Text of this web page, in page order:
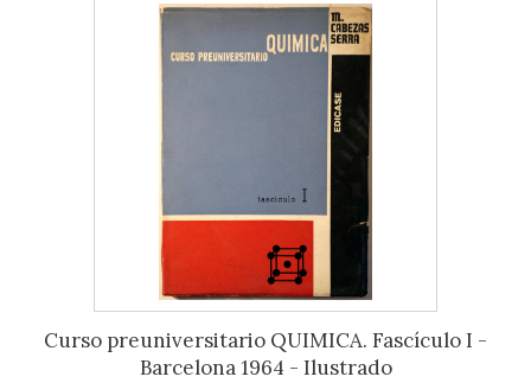
Curso preuniversitario QUIMICA. Fascículo I -
Barcelona 1964 - Ilustrado